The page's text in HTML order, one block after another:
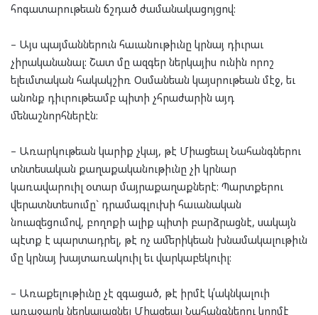
հոգատարութեան ճշդած ժամանակացոյցով:
– Այս պայմաններուն հաւանութիւնը կրնայ դիւրաւ
չիրականանալ: Շատ մը ազգեր ներկայիս ունին որոշ
ելեւմտական հակակշիռ Օսմանեան կայսրութեան մէջ, եւ
անոնք դիւրութեամբ պիտի չհրաժարին այդ
մենաշնորհներէն:
– Առարկութեան կարիք չկայ, թէ Միացեալ Նահանգներու
տնտեսական քաղաքականութիւնը չի կրնար
կառավարուիլ օտար մայրաքաղաքներէ: Պարտքերու
վերատնտեսումը` դրամագլուխի հաւանական
նուազեցումով, բողոքի ալիք պիտի բարձրացնէ, սակայն
պէտք է պարտադրել, թէ ոչ ամերիկեան խնամակալութիւն
մը կրնայ խայտառակուիլ եւ վարկաբեկուիլ:
– Առաքելութիւնը չէ զգացած, թէ իրմէ կ՛ակնկալուի
առաջարկ ներկայացնել Միացեալ Նահանգներու կողմէ